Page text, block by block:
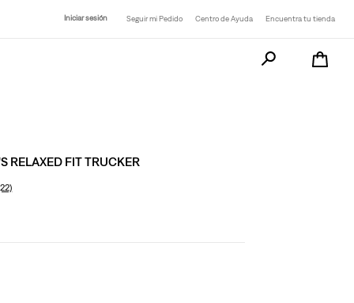
Iniciar sesión Seguir mi Pedido Centro de Ayuda Encuentra tu tienda
Busca tu producto
RELAXED FIT TRUCKER